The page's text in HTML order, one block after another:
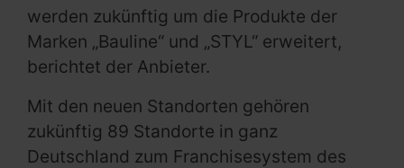
werden zukünftig um die Produkte der
Marken „Bauline“ und „STYL“ erweitert,
berichtet der Anbieter.
Mit den neuen Standorten gehören
zukünftig 89 Standorte in ganz
Deutschland zum Franchisesystem des